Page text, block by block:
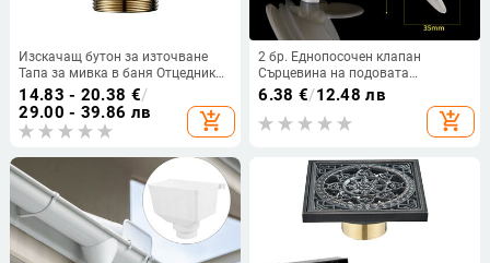
Изскачащ бутон за източване
Тапа за мивка в баня Отцедник
Сифон Запушалка за отпадъци
Кран за мивка Аксесоар Тръба за
мивка Черно злато Роза
14.83 - 20.38 €/
29.00 - 39.86 лв
add_shopping_cart
2 бр. Еднопосочен клапан
Сърцевина на подовата
дренажна запушалка против
миризми Контрол на
вредителите Душ Отцедник
Дренажна цедка Уплътнителен
6.38 €/12.48 лв
add_shopping_cart